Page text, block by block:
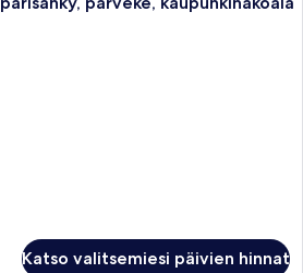
Katso valitsemiesi päivien hinnat